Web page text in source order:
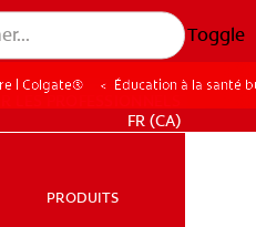
Toggle
FR (CA)
PRODUITS
| Colgate® Éducation à la santé